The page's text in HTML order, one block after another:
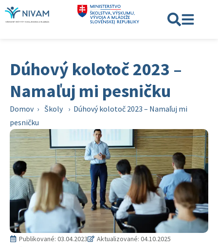
Dúhový kolotoč 2023 –
Namaľuj mi pesničku
Domov › Školy › Dúhový kolotoč 2023 – Namaľuj mi
pesničku
Publikované: 03.04.2023
Aktualizované: 04.10.2025